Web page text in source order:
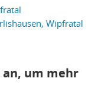
Wipfratal
an, um mehr